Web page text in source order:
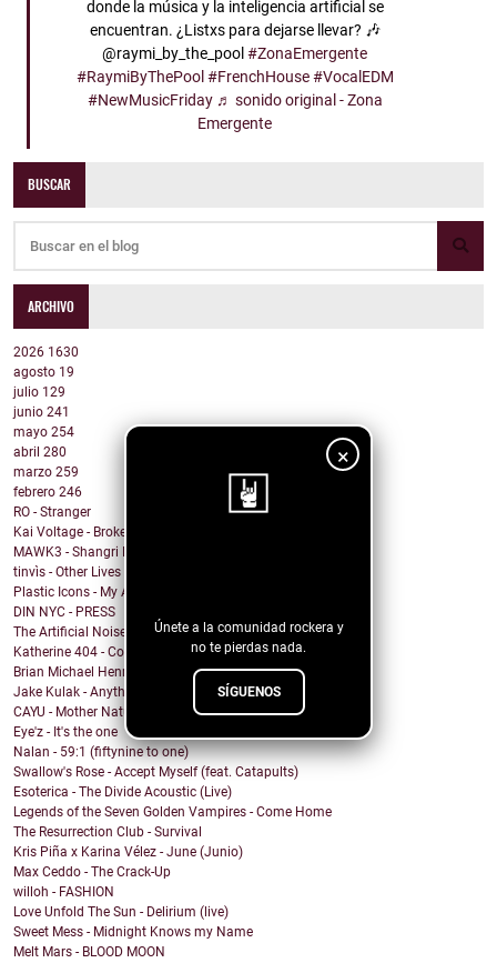
×
Únete a la comunidad rockera y
no te pierdas nada.
SÍGUENOS
donde la música y la inteligencia artificial se
encuentran. ¿Listxs para dejarse llevar? 🎶
@raymi_by_the_pool #ZonaEmergente
#RaymiByThePool #FrenchHouse #VocalEDM
#NewMusicFriday ♬ sonido original - Zona
Emergente
BUSCAR
ARCHIVO
2026 1630
agosto 19
julio 129
junio 241
mayo 254
abril 280
marzo 259
febrero 246
RO - Stranger
Kai Voltage - Broken
MAWK3 - Shangri LA
tinvìs - Other Lives
Plastic Icons - My Angel (Adieu)
DIN NYC - PRESS
The Artificial Noise - El Ultimo Ocaso
Katherine 404 - Compasioness Love
Brian Michael Henry - Hustler
Jake Kulak - Anything At All
CAYU - Mother Nature
Eye'z - It's the one
Nalan - 59:1 (fiftynine to one)
Swallow's Rose - Accept Myself (feat. Catapults)
Esoterica - The Divide Acoustic (Live)
Legends of the Seven Golden Vampires - Come Home
The Resurrection Club - Survival
Kris Piña x Karina Vélez - June (Junio)
Max Ceddo - The Crack-Up
willoh - FASHION
Love Unfold The Sun - Delirium (live)
Sweet Mess - Midnight Knows my Name
Melt Mars - BLOOD MOON